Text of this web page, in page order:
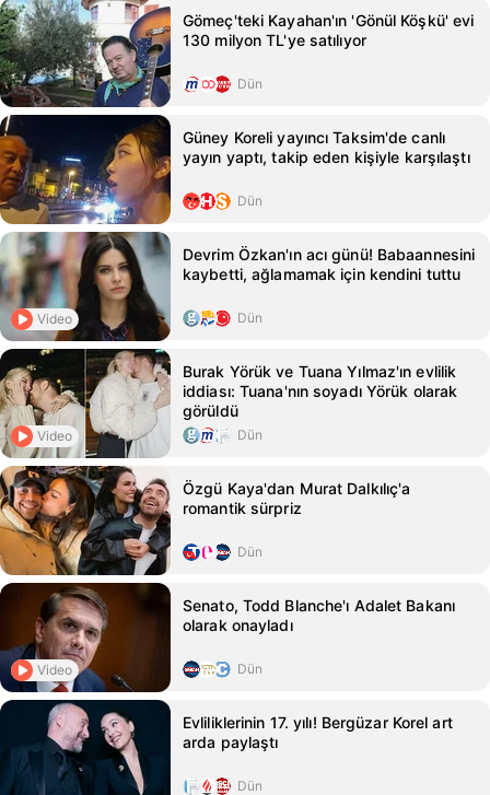
Gömeç'teki Kayahan'ın 'Gönül Köşkü' evi
130 milyon TL'ye satılıyor
Dün
Güney Koreli yayıncı Taksim'de canlı
yayın yaptı, takip eden kişiyle karşılaştı
Dün
Video
Devrim Özkan'ın acı günü! Babaannesini
kaybetti, ağlamamak için kendini tuttu
Dün
Video
Burak Yörük ve Tuana Yılmaz'ın evlilik
iddiası: Tuana'nın soyadı Yörük olarak
görüldü
Dün
Özgü Kaya'dan Murat Dalkılıç'a
romantik sürpriz
Dün
Video
Senato, Todd Blanche'ı Adalet Bakanı
olarak onayladı
Dün
Evliliklerinin 17. yılı! Bergüzar Korel art
arda paylaştı
Dün